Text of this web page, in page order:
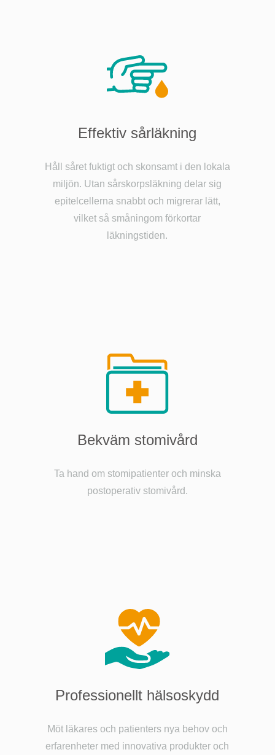
Effektiv sårläkning
Håll såret fuktigt och skonsamt i den lokala
miljön. Utan sårskorpsläkning delar sig
epitelcellerna snabbt och migrerar lätt,
vilket så småningom förkortar
läkningstiden.
Bekväm stomivård
Ta hand om stomipatienter och minska
postoperativ stomivård.
Professionellt hälsoskydd
Möt läkares och patienters nya behov och
erfarenheter med innovativa produkter och